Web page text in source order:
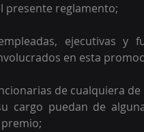
presente reglamento;
ejecutivas y
en esta
de cualquiera
cargo puedan de